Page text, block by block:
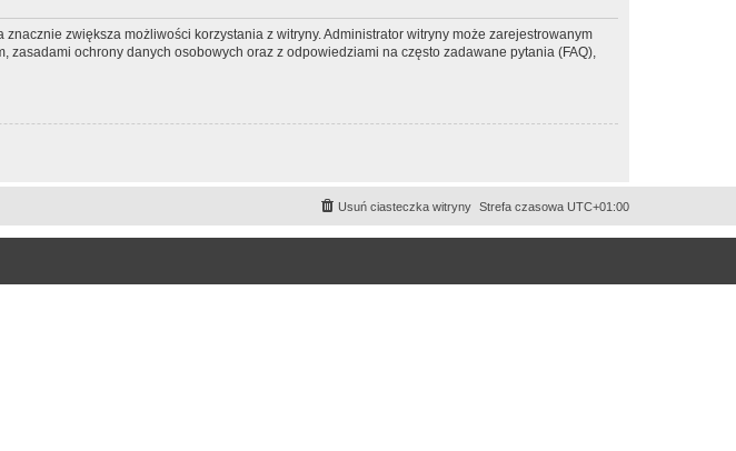
zwiększa możliwości korzystania z witryny. Administrator witryny może zarejestrowanym
ochrony danych osobowych oraz z odpowiedziami na często zadawane pytania (FAQ),
Strefa czasowa UTC+01:00
Usuń ciasteczka witryny